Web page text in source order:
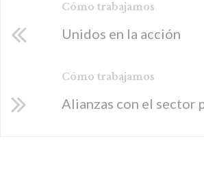
Cómo trabajamos
Unidos en la acción
Cómo trabajamos
Alianzas con el sector